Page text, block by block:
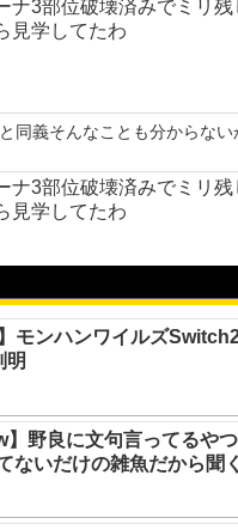
ナ3部位破壊済みでミリ残
見学してたわ
同義そんなことも分からない
ナ3部位破壊済みでミリ残
見学してたわ
モンハンワイルズSwitch2
明
】野良に文句言ってるや
ないだけの雑魚だから聞